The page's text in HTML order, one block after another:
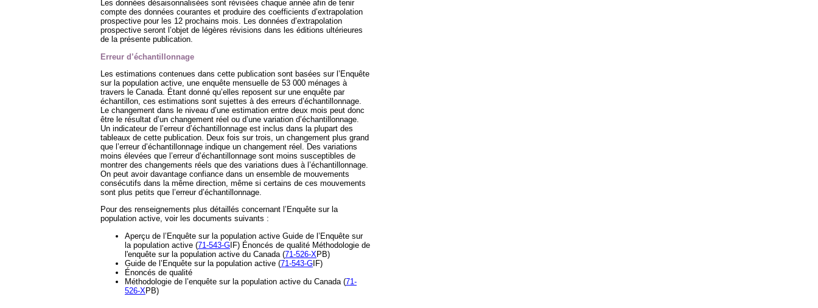
Les données désaisonnalisées sont révisées chaque année afin de tenir
compte des données courantes et produire des coefficients d’extrapolation
prospective pour les 12 prochains mois. Les données d’extrapolation
prospective seront l’objet de légères révisions dans les éditions ultérieures
de la présente publication.
Erreur d’échantillonnage
Les estimations contenues dans cette publication sont basées sur l’Enquête
sur la population active, une enquête mensuelle de 53 000 ménages à
travers le Canada. Étant donné qu’elles reposent sur une enquête par
échantillon, ces estimations sont sujettes à des erreurs d’échantillonnage.
Le changement dans le niveau d’une estimation entre deux mois peut donc
être le résultat d’un changement réel ou d’une variation d’échantillonnage.
Un indicateur de l’erreur d’échantillonnage est inclus dans la plupart des
tableaux de cette publication. Deux fois sur trois, un changement plus grand
que l’erreur d’échantillonnage indique un changement réel. Des variations
moins élevées que l’erreur d’échantillonnage sont moins susceptibles de
montrer des changements réels que des variations dues à l’échantillonnage.
On peut avoir davantage confiance dans un ensemble de mouvements
consécutifs dans la même direction, même si certains de ces mouvements
sont plus petits que l’erreur d’échantillonnage.
Pour des renseignements plus détaillés concernant l’Enquête sur la
population active, voir les documents suivants :
Aperçu de l’Enquête sur la population active Guide de l’Enquête sur
la population active (71-543-GIF) Énoncés de qualité Méthodologie de
l'enquête sur la population active du Canada (71-526-XPB)
Guide de l’Enquête sur la population active (71-543-GIF)
Énoncés de qualité
Méthodologie de l’enquête sur la population active du Canada (71-
526-XPB)